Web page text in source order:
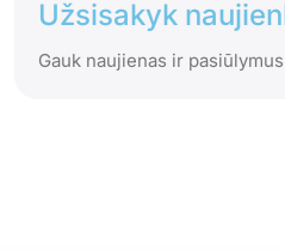
Užsisakyk
Gauk naujienas ir pasiūlymus